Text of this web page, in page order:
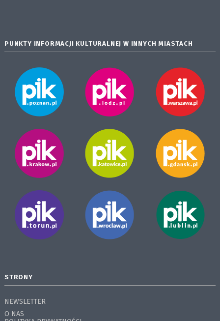
PUNKTY INFORMACJI KULTURALNEJ W INNYCH MIASTACH
STRONY
NEWSLETTER
O NAS